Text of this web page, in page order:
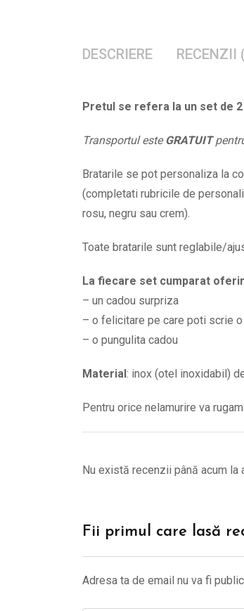
DESCRIERE RECENZII
Pretul se refera la un set de
Transportul esteGRATUIT
Bratarile se pot personaliza la
(completati rubricile de
rosu, negru sau crem).
Toate bratarile sunt reglabile/
La fiecare set cumparat
– un cadou surpriza
– o felicitare pe care poti scrie
– o pungulita cadou
Material : inox (otel inoxidabil)
Pentru orice nelamurire va
Nu există recenzii până acum la
Fii primul care lasă
Adresa ta de email nu va fi